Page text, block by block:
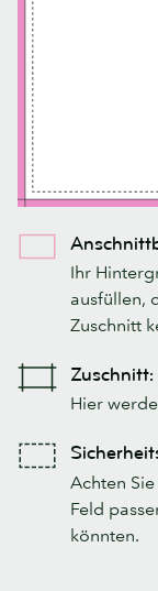
Ihr
ausfüllen,
Zuschnitt
Hier
Achten
Feld
könnten.